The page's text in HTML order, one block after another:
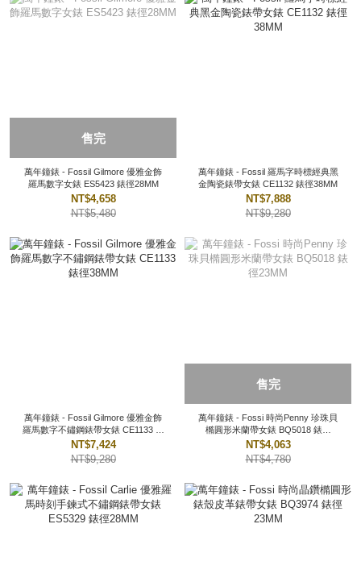
售完
萬年鐘錶 - Fossil Gilmore 優雅金飾
羅馬數字女錶 ES5423 錶徑28MM
NT$4,658
NT$5,480
萬年鐘錶 - Fossil 羅馬字時標經典黑
金陶瓷錶帶女錶 CE1132 錶徑38MM
NT$7,888
NT$9,280
萬年鐘錶 - Fossil Gilmore 優雅金飾
羅馬數字不鏽鋼錶帶女錶 CE1133 錶
徑38MM
NT$7,424
NT$9,280
售完
萬年鐘錶 - Fossi 時尚Penny 珍珠貝
橢圓形米蘭帶女錶 BQ5018 錶徑
23MM
NT$4,063
NT$4,780